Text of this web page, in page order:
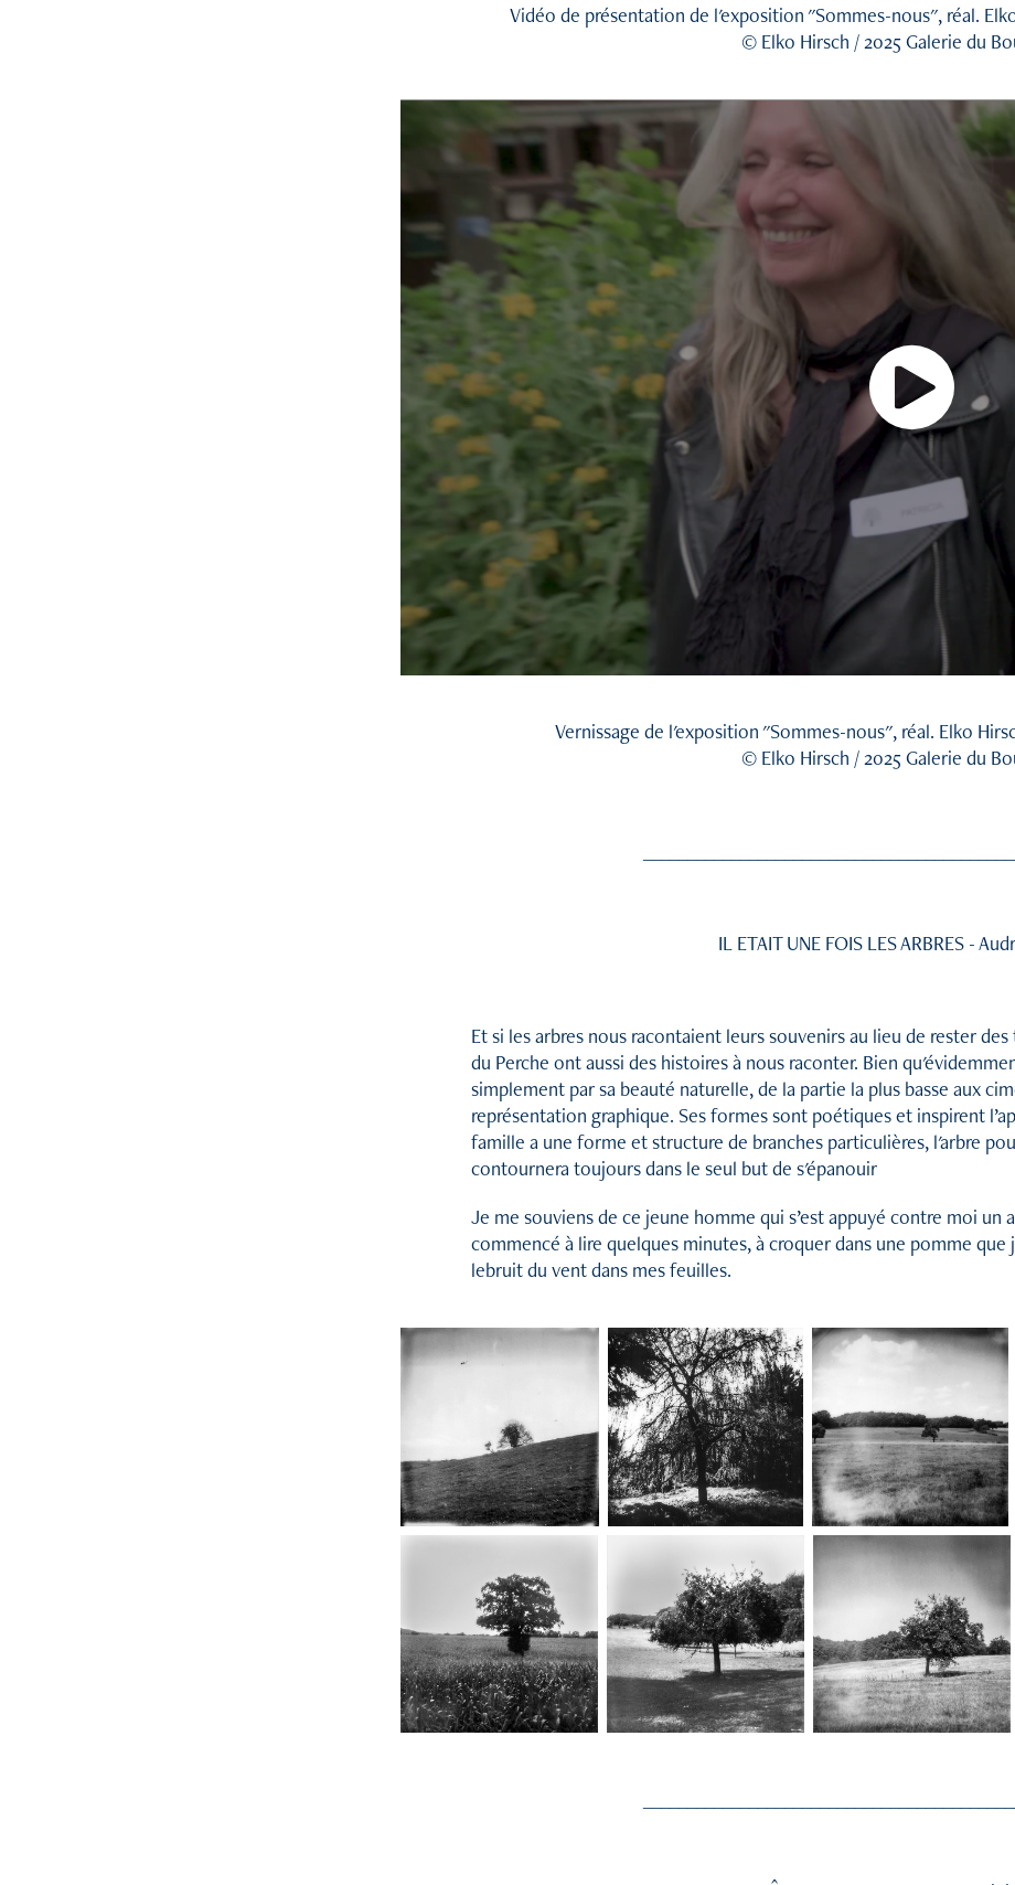
Vidéo de présentation de l'exposition "Sommes-nous", réal.
© Elko Hirsch / 2025 Galerie du
Vernissage de l'exposition "Sommes-nous", réal. Elko
© Elko Hirsch / 2025 Galerie du
IL ETAIT UNE FOIS LES ARBRES -
Et si les arbres nous racontaient leurs souvenirs au lieu de rester
du Perche ont aussi des histoires à nous raconter. Bien
simplement par sa beauté naturelle, de la partie la plus basse aux
représentation graphique. Ses formes sont poétiques et inspirent
famille a une forme et structure de branches particulières, l'arbre
contournera toujours dans le seul but de s'épanouir
Je me souviens de ce jeune homme qui s’est appuyé contre moi un
commencé à lire quelques minutes, à croquer dans une pomme que
lebruit du vent dans mes feuilles.